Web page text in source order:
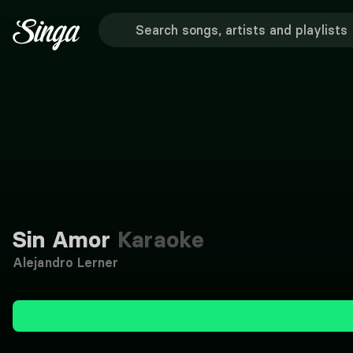
Sin Amor Karaoke
Alejandro Lerner